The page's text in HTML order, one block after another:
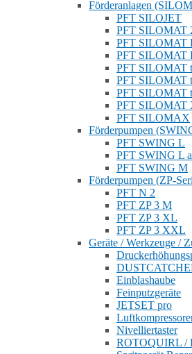
Förderanlagen
PFT SILOJET
PFT SILOMAT
PFT SILOMAT
PFT SILOMAT
PFT SILOMAT
PFT SILOMAT
PFT SILOMAT
PFT SILOMAT
PFT SILOMAX
Förderpumpen
PFT SWING L
PFT SWING L
PFT SWING M
Förderpumpen (ZP-
PFT N 2
PFT ZP 3 M
PFT ZP 3 XL
PFT ZP 3 XXL
Geräte / Werkzeuge /
Einblashaube
Feinputzgeräte
JETSET pro
Nivelliertaster
ROTOQUIRL /